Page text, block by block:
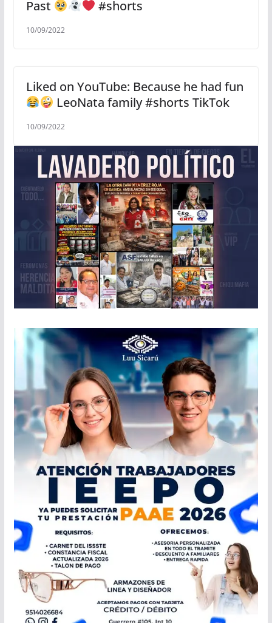
Past #shorts
10/09/2022
Liked on YouTube: Because he had fun
LeoNata family #shorts TikTok
10/09/2022